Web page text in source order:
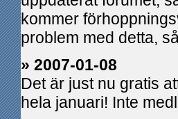
kommer
problem med detta,
» 2007-01-08
Det är just nu gratis
hela januari! Inte